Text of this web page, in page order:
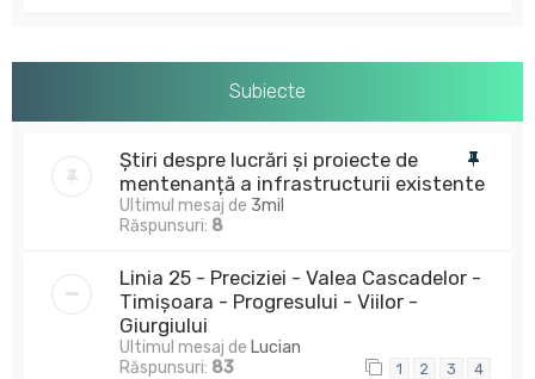
Subiecte
Știri despre lucrări și proiecte de
mentenanță a infrastructurii existente
Ultimul mesaj de 3mil
Răspunsuri: 8
Linia 25 - Preciziei - Valea Cascadelor -
Timișoara - Progresului - Viilor -
Giurgiului
Ultimul mesaj de Lucian
Răspunsuri: 83 1 2 3 4